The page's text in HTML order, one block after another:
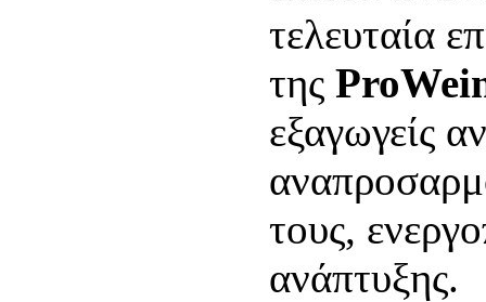
τελευταία
της
εξαγωγείς
τους,
ανάπτυξης.